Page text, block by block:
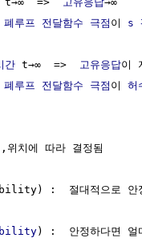
폐루프 전달함수 극점 이 s
간 t→∞  => 고유응답이
폐루프 전달함수 극점 이 허
위치에 따라 결정됨
:  절대적으로 안
) :  안정하다면 얼